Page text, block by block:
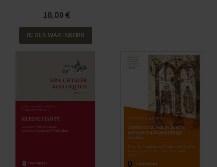
18,00 €
IN DEN WARENKORB